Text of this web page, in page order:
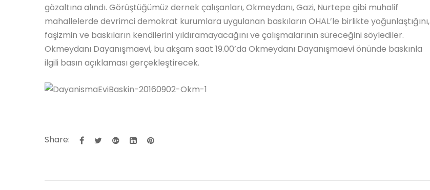
gözaltına alındı. Görüştüğümüz dernek çalışanları, Okmeydanı, Gazi, Nurtepe gibi muhalif
mahallelerde devrimci demokrat kurumlara uygulanan baskıların OHAL’le birlikte yoğunlaştığını,
faşizmin ve baskıların kendilerini yıldıramayacağını ve çalışmalarının süreceğini söylediler.
Okmeydanı Dayanışmaevi, bu akşam saat 19.00’da Okmeydanı Dayanışmaevi önünde baskınla
ilgili basın açıklaması gerçekleştirecek.
Share: